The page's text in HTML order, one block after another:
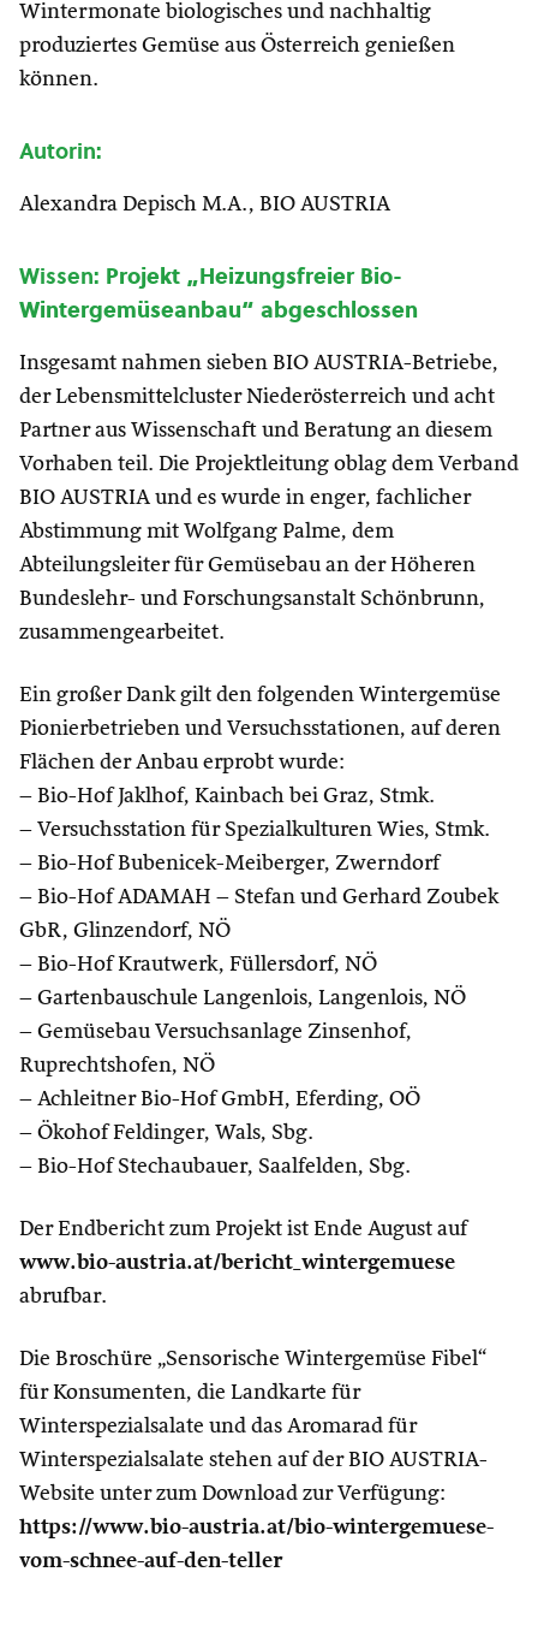
Wintermonate biologisches und nachhaltig
produziertes Gemüse aus Österreich genießen
können.
Autorin:
Alexandra Depisch M.A., BIO AUSTRIA
Wissen: Projekt „Heizungsfreier Bio-
Wintergemüseanbau“ abgeschlossen
Insgesamt nahmen sieben BIO AUSTRIA-Betriebe,
der Lebensmittelcluster Niederösterreich und acht
Partner aus Wissenschaft und Beratung an diesem
Vorhaben teil. Die Projektleitung oblag dem Verband
BIO AUSTRIA und es wurde in enger, fachlicher
Abstimmung mit Wolfgang Palme, dem
Abteilungsleiter für Gemüsebau an der Höheren
Bundeslehr- und Forschungsanstalt Schönbrunn,
zusammengearbeitet.
Ein großer Dank gilt den folgenden Wintergemüse
Pionierbetrieben und Versuchsstationen, auf deren
Flächen der Anbau erprobt wurde:
– Bio-Hof Jaklhof, Kainbach bei Graz, Stmk.
– Versuchsstation für Spezialkulturen Wies, Stmk.
– Bio-Hof Bubenicek-Meiberger, Zwerndorf
– Bio-Hof ADAMAH – Stefan und Gerhard Zoubek
GbR, Glinzendorf, NÖ
– Bio-Hof Krautwerk, Füllersdorf, NÖ
– Gartenbauschule Langenlois, Langenlois, NÖ
– Gemüsebau Versuchsanlage Zinsenhof,
Ruprechtshofen, NÖ
– Achleitner Bio-Hof GmbH, Eferding, OÖ
– Ökohof Feldinger, Wals, Sbg.
– Bio-Hof Stechaubauer, Saalfelden, Sbg.
Der Endbericht zum Projekt ist Ende August auf
www.bio-austria.at/bericht_wintergemuese
abrufbar.
Die Broschüre „Sensorische Wintergemüse Fibel“
für Konsumenten, die Landkarte für
Winterspezialsalate und das Aromarad für
Winterspezialsalate stehen auf der BIO AUSTRIA-
Website unter zum Download zur Verfügung:
https://www.bio-austria.at/bio-wintergemuese-
vom-schnee-auf-den-teller